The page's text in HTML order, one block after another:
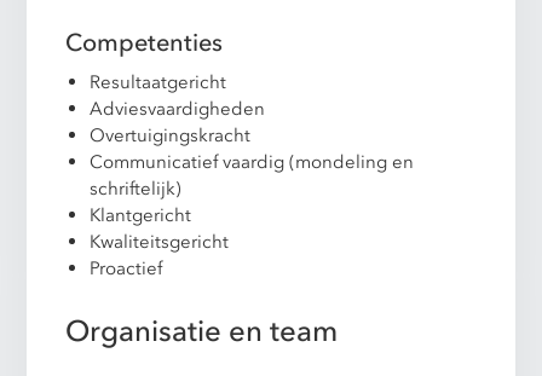
Competenties
Resultaatgericht
Adviesvaardigheden
Overtuigingskracht
Communicatief vaardig (mondeling en
schriftelijk)
Klantgericht
Kwaliteitsgericht
Proactief
Organisatie en team